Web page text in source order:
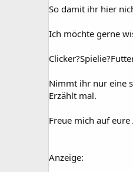
So damit ihr hier
Ich möchte gerne
Nimmt ihr nur eine
Erzählt mal.
Freue mich auf
Anzeige: